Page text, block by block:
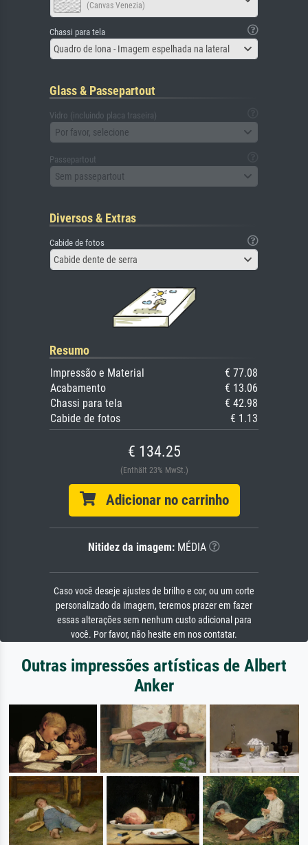
(Canvas Venezia)
Chassi para tela
Quadro de lona - Imagem espelhada na lateral
Glass & Passepartout
Vidro (incluindo placa traseira)
Por favor, selecione
Passepartout
Sem passepartout
Diversos & Extras
Cabide de fotos
Cabide dente de serra
Resumo
Impressão e Material
€ 77.08
Acabamento
€ 13.06
Chassi para tela
€ 42.98
Cabide de fotos
€ 1.13
€ 134.25
(Enthält 23% MwSt.)
Adicionar no carrinho
Nitidez da imagem: MÉDIA
Caso você deseje ajustes de brilho e cor, ou um corte
personalizado da imagem, teremos prazer em fazer
essas alterações sem nenhum custo adicional para
você. Por favor, não hesite em nos contatar.
Outras impressões artísticas de Albert
Anker